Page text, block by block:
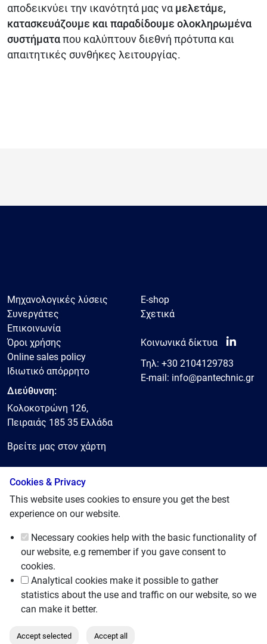
αποδεικνύει την ικανότητά μας να μελετάμε,
κατασκευάζουμε και παραδίδουμε ολοκληρωμένα
συστήματα που καλύπτουν διεθνή πρότυπα και
απαιτητικές συνθήκες λειτουργίας.
Μηχανολογικές λύσεις
Συνεργάτες
Επικοινωνία
E-shop
Σχετικά
Όροι χρήσης
Online sales policy
Ιδιωτικό απόρρητο
Κοινωνικά δίκτυα
Τηλ: +30 2104129783
E-mail: info@pantechnic.gr
Διεύθυνση:
Κολοκοτρώνη 126,
Πειραιάς 185 35 Ελλάδα
Βρείτε μας στον χάρτη
© 2025, Pantechnic LTD
Cookies & Privacy
This website uses cookies to ensure you get the best
experience on our website.
Necessary cookies help with the basic functionality of
our website, e.g remember if you gave consent to
cookies.
Analytical cookies make it possible to gather
statistics about the use and traffic on our website, so we
can make it better.
Accept selected Accept all